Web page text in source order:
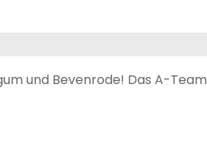
und Bevenrode! Das A-Team